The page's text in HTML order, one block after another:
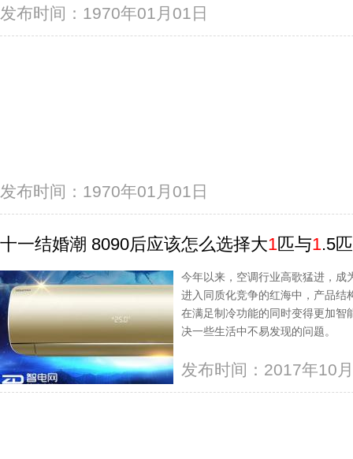
发布时间：1970年01月01日
发布时间：1970年01月01日
十一结婚潮 8090后应该怎么选择大1匹与1.5
今年以来，空调行业高歌猛进，成
进入同质化竞争的红海中，产品结
在满足制冷功能的同时变得更加智
决一些生活中不易发现的问题。
发布时间：2017年10